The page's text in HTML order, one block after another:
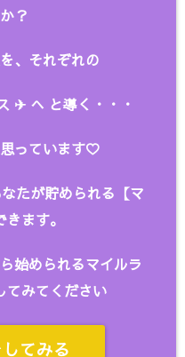
？
、 それぞれの
✈︎ へ と導く・・・
っています♡
たが貯められる【マ
ます。
始められるマイルラ
てみてください
てみる